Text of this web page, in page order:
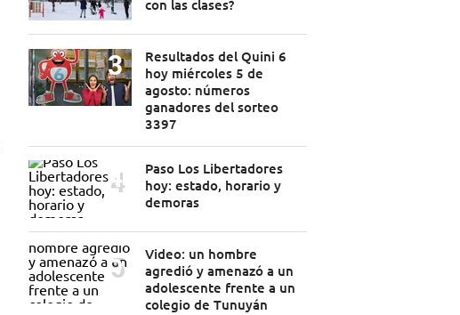
con las clases?
Resultados del Quini 6
hoy miércoles 5 de
agosto: números
ganadores del sorteo
3397
Paso Los Libertadores
hoy: estado, horario y
demoras
Video: un hombre
agredió y amenazó a un
adolescente frente a un
colegio de Tunuyán